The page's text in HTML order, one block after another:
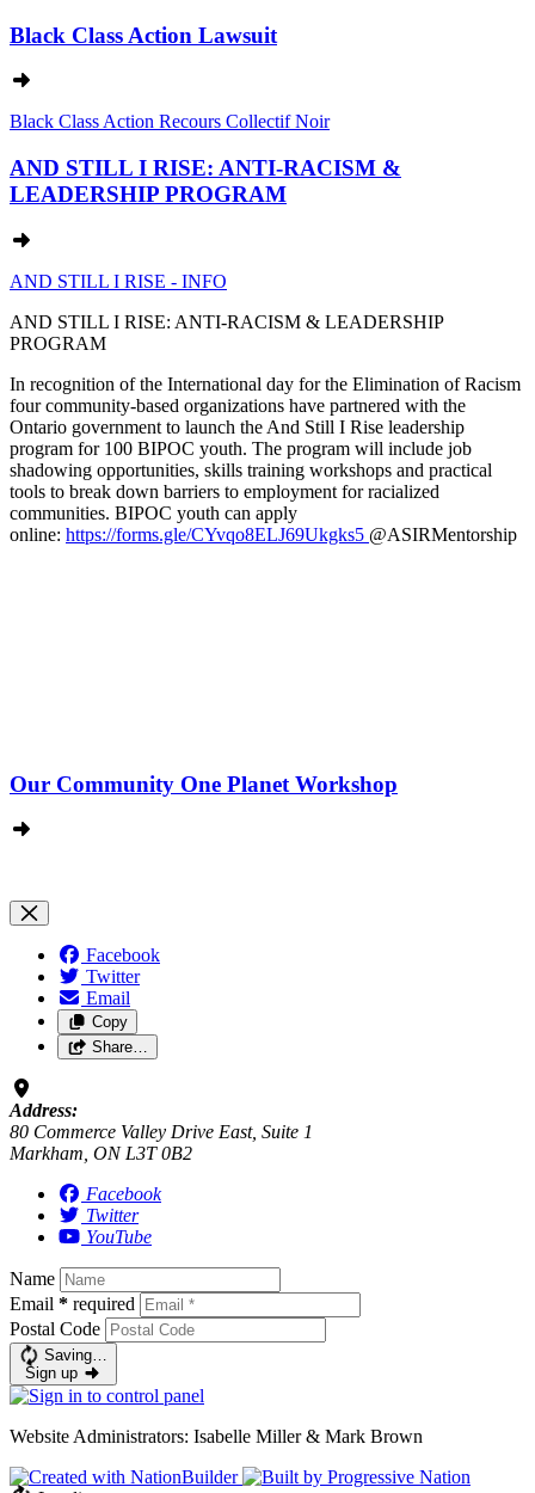
Black Class Action Lawsuit
Black Class Action Recours Collectif Noir
AND STILL I RISE: ANTI-RACISM &
LEADERSHIP PROGRAM
AND STILL I RISE - INFO
AND STILL I RISE: ANTI-RACISM & LEADERSHIP
PROGRAM
In recognition of the International day for the Elimination of Racism
four community-based organizations have partnered with the
Ontario government to launch the And Still I Rise leadership
program for 100 BIPOC youth. The program will include job
shadowing opportunities, skills training workshops and practical
tools to break down barriers to employment for racialized
communities. BIPOC youth can apply
online: https://forms.gle/CYvqo8ELJ69Ukgks5 @ASIRMentorship
Our Community One Planet Workshop
Facebook
Twitter
Email
Copy
Share…
Address:
80 Commerce Valley Drive East, Suite 1
Markham, ON L3T 0B2
Facebook
Twitter
YouTube
Name
Email * required
Postal Code
Saving…
Sign up
Website Administrators: Isabelle Miller & Mark Brown